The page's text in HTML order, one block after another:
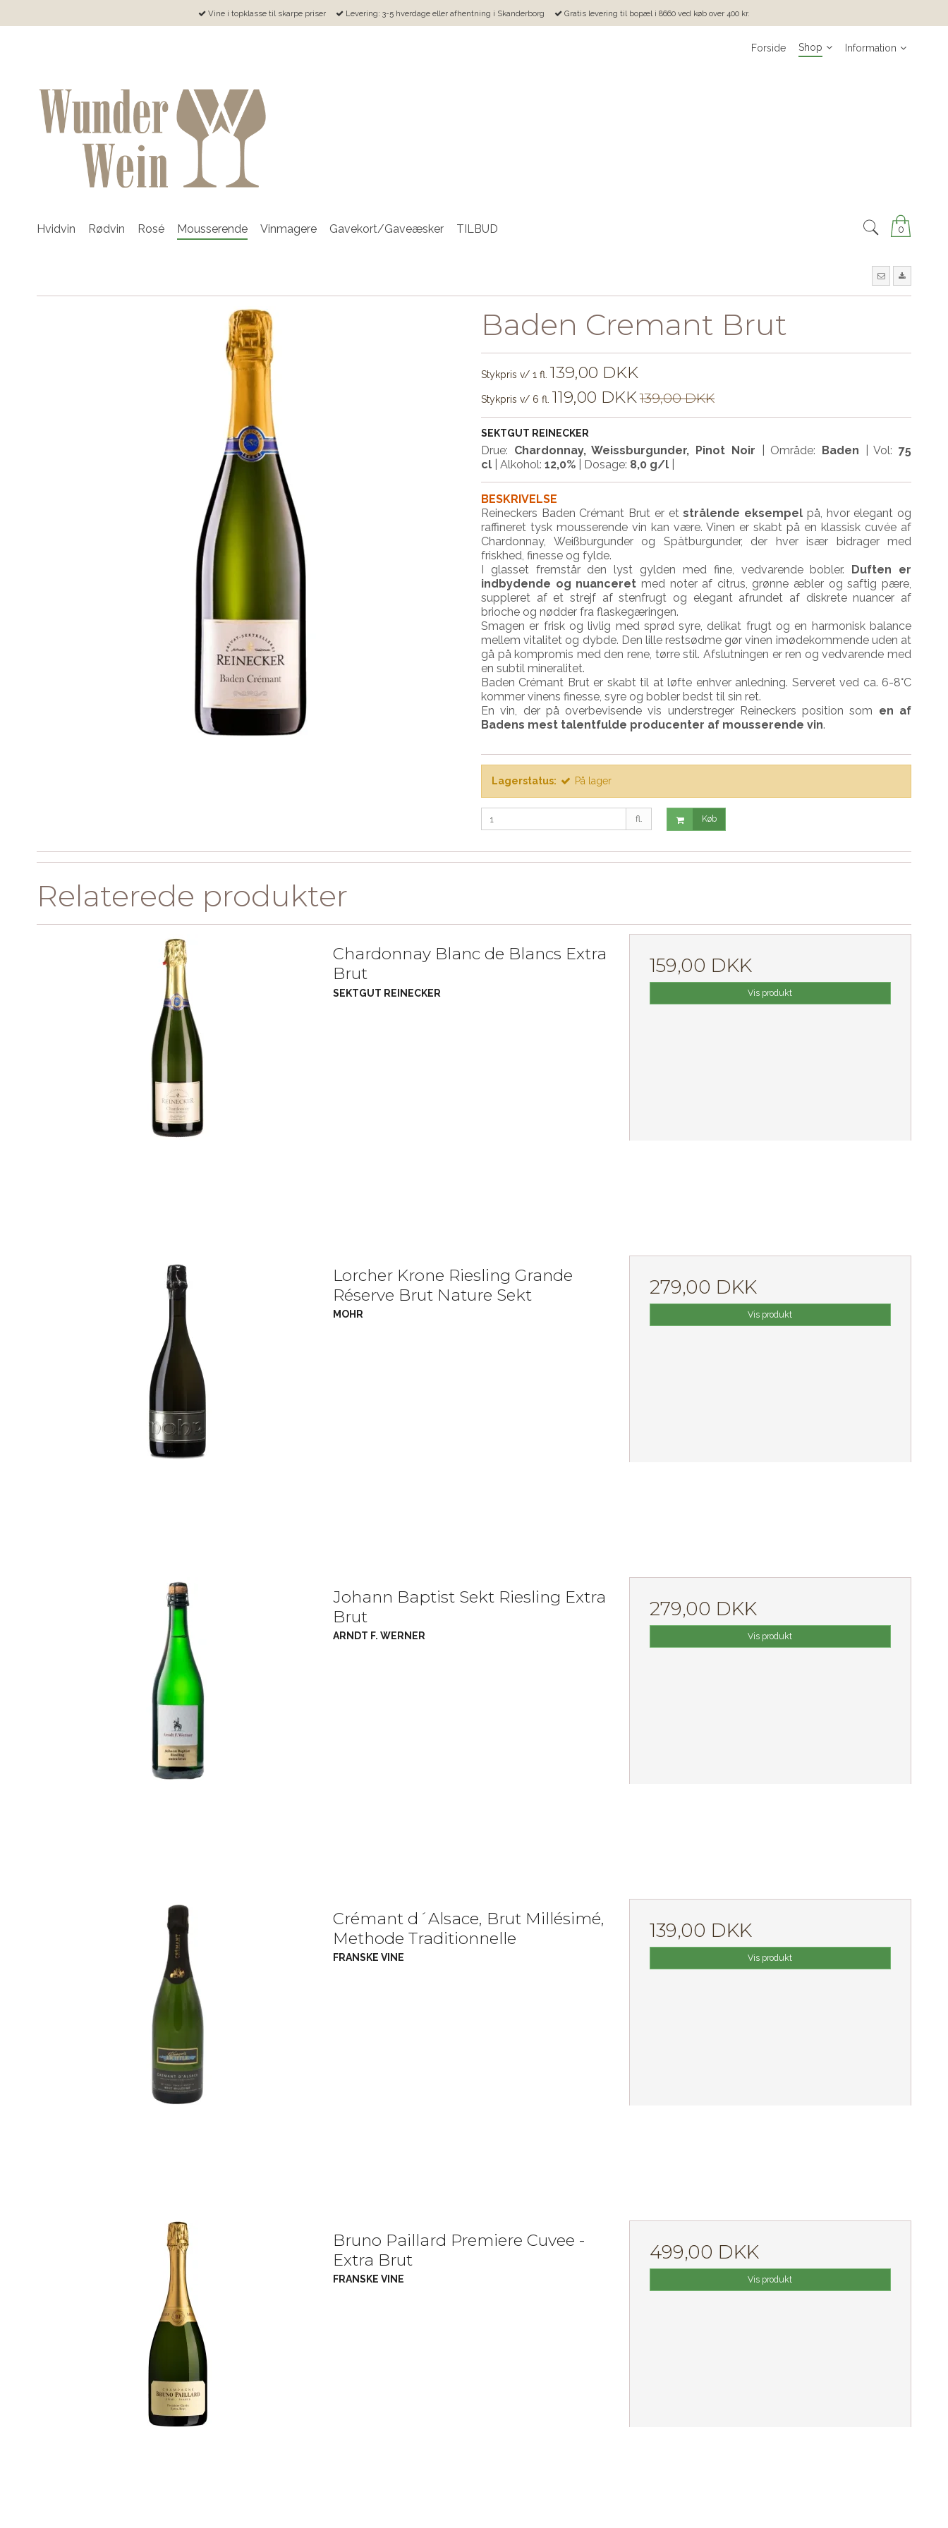
Vine i topklasse til skarpe priser Levering: 3-5 hverdage eller afhentning i Skanderborg Gratis levering til bopæl i 8660 ved køb over 400 kr.
Forside Shop Information
0
Hvidvin Rødvin Rosé Mousserende Vinmagere Gavekort/Gaveæsker TILBUD
Baden Cremant Brut
Stykpris v/ 1 fl. 139,00 DKK
Stykpris v/ 6 fl. 119,00 DKK139,00 DKK
SEKTGUT REINECKER
Drue: Chardonnay, Weissburgunder, Pinot Noir | Område: Baden |Vol:75
cl
Alkohol: 12,0% | Dosage: 8,0 g/l
BESKRIVELSE
Reineckers Baden Crémant Brut er etstrålende eksempel på, hvor elegant og
raffineret tysk mousserende vin kan være. Vinen er skabt på en klassisk cuvée af
Chardonnay, Weißburgunder og Spätburgunder, der hver især bidrager med
friskhed, finesse og fylde.
I glasset fremstår den lyst gylden med fine, vedvarende bobler.
Duften er
indbydende og nuanceret med noter af citrus, grønne æbler og saftig pære,
suppleret af et strejf af stenfrugt og elegant afrundet af diskrete nuancer af
brioche og nødder fra flaskegæringen.
Smagen er frisk og livlig med sprød syre, delikat frugt og en harmonisk balance
mellem vitalitet og dybde. Den lille restsødme gør vinen imødekommende uden at
gå på kompromis med den rene, tørre stil. Afslutningen er ren og vedvarende med
en subtil mineralitet.
Baden Crémant Brut er skabt til at løfte enhver anledning. Serveret ved ca. 6-8°C
kommer vinens finesse, syre og bobler bedst til sin ret.
En vin, der på overbevisende vis understreger Reineckers position som en af
Badens mest talentfulde producenter af mousserende vin.
Lagerstatus: På lager
fl. Køb
Relaterede produkter
Chardonnay Blanc de Blancs Extra
Brut
SEKTGUT REINECKER
159,00 DKK
Vis produkt
Lorcher Krone Riesling Grande
Réserve Brut Nature Sekt
MOHR
279,00 DKK
Vis produkt
Johann Baptist Sekt Riesling Extra
Brut
ARNDT F. WERNER
279,00 DKK
Vis produkt
Crémant d´Alsace, Brut Millésimé,
Methode Traditionnelle
FRANSKE VINE
139,00 DKK
Vis produkt
Bruno Paillard Premiere Cuvee -
Extra Brut
FRANSKE VINE
499,00 DKK
Vis produkt